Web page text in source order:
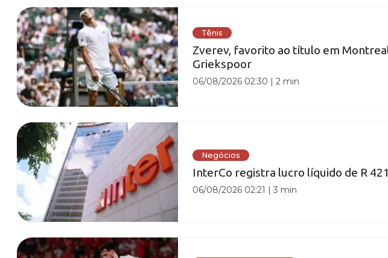
Tênis
Zverev, favorito ao título em
Griekspoor
06/08/2026 02:30 |2 min
Negócios
InterCo registra lucro líquido de R
06/08/2026 02:21 |3 min